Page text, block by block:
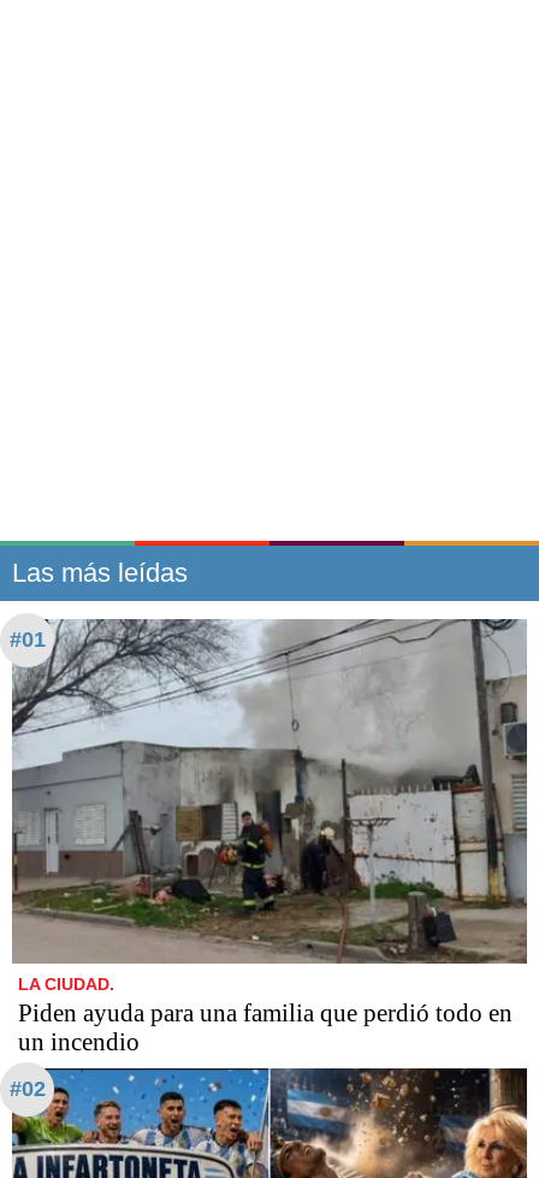
Las más leídas
#01
LA CIUDAD.
Piden ayuda para una familia que perdió todo en
un incendio
#02